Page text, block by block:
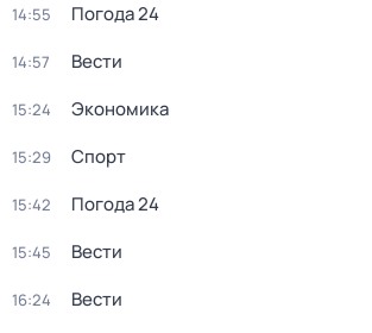
14:55 Погода 24
14:57 Вести
15:24 Экономика
15:29 Спорт
15:42 Погода 24
15:45 Вести
16:24 Вести